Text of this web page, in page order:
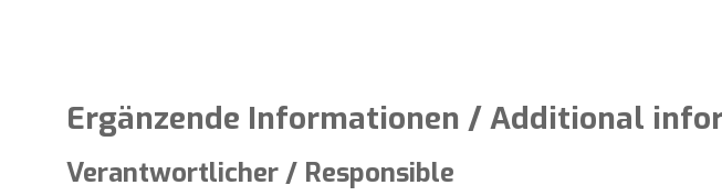
Ergänzende Informationen / Additional
Verantwortlicher / Responsible